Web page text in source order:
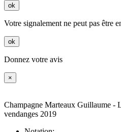
ok
Votre signalement ne peut pas être
ok
Donnez votre avis
×
Champagne Marteaux Guillaume -
vendanges 2019